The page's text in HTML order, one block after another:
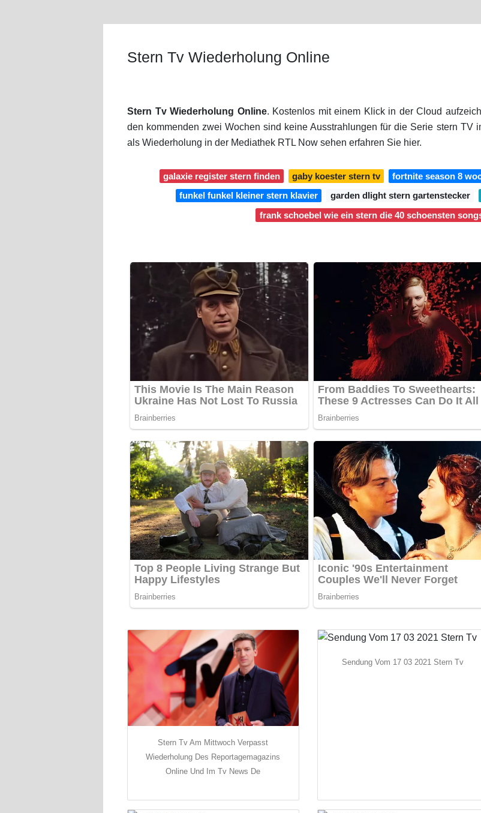
Stern Tv Wiederholung Online
Stern Tv Wiederholung Online. Kostenlos mit einem Klick in der Cloud
den kommenden zwei Wochen sind keine Ausstrahlungen für die Serie stern TV
als Wiederholung in der Mediathek RTL Now sehen erfahren Sie hier.
galaxie register stern finden gaby koester stern tv fortnite season 8
funkel funkel kleiner stern klavier
garden dlight stern gartenstecker
frank schoebel wie ein stern die 40 schoensten
Stern Tv Am Mittwoch Verpasst
Wiederholung Des Reportagemagazins
Online Und Im Tv News De
Sendung Vom 17 03 2021 Stern Tv